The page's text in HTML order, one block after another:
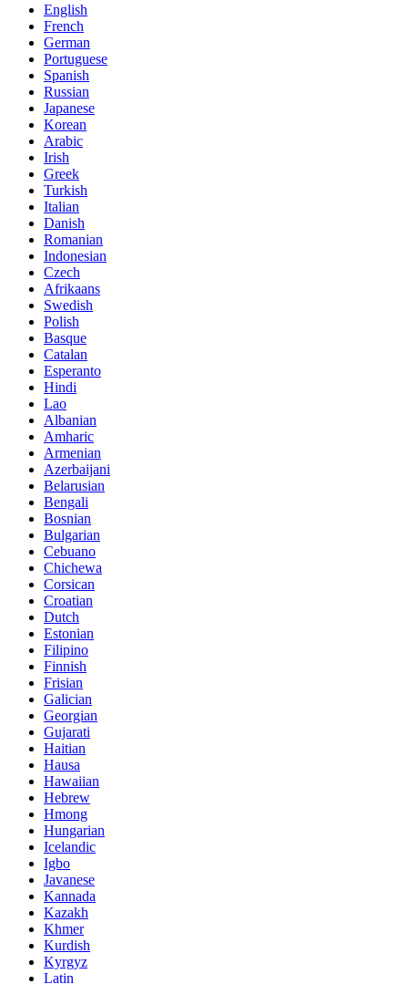
English
French
German
Portuguese
Spanish
Russian
Japanese
Korean
Arabic
Irish
Greek
Turkish
Italian
Danish
Romanian
Indonesian
Czech
Afrikaans
Swedish
Polish
Basque
Catalan
Esperanto
Hindi
Lao
Albanian
Amharic
Armenian
Azerbaijani
Belarusian
Bengali
Bosnian
Bulgarian
Cebuano
Chichewa
Corsican
Croatian
Dutch
Estonian
Filipino
Finnish
Frisian
Galician
Georgian
Gujarati
Haitian
Hausa
Hawaiian
Hebrew
Hmong
Hungarian
Icelandic
Igbo
Javanese
Kannada
Kazakh
Khmer
Kurdish
Kyrgyz
Latin